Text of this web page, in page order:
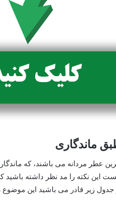
ماندگاری
عطر مردانه می باشند، که
این نکته را مد نظر داشته
زیر قادر می باشید این موضوع